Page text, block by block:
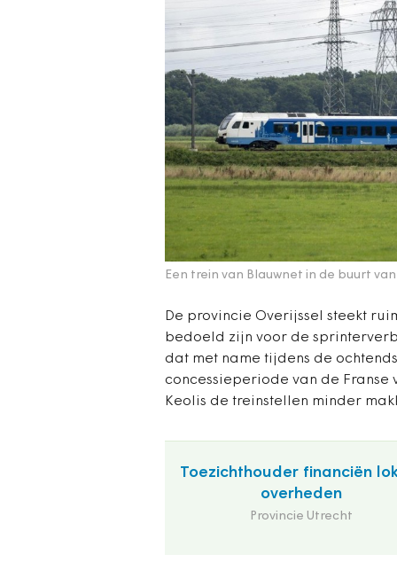
Een trein van Blauwnet in de buurt
De provincie Overijssel steekt
bedoeld zijn voor de
dat met name tijdens de
concessieperiode van de
Keolis de treinstellen minder
Toezichthouder financiën
overheden
Provincie Utrecht